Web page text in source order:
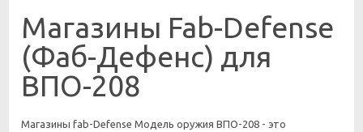
Магазины Fab-Defense
(Фаб-Дефенс) для
ВПО-208
Магазины fab-Defense Модель оружия ВПО-208 - это